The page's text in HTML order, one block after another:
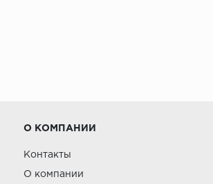
отличаются экологичностью и
О КОМПАНИИ
Контакты
О компании